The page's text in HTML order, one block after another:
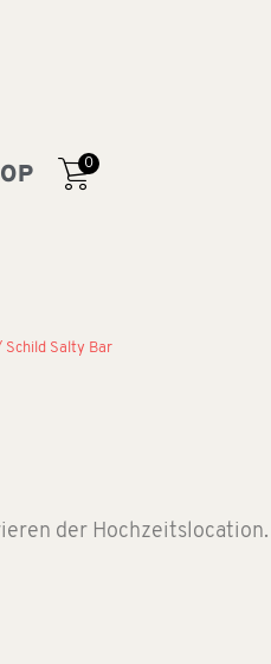
0
Schild Salty Bar
der Hochzeitslocation.